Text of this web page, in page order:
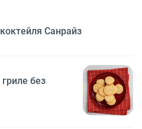
Санрайз
без